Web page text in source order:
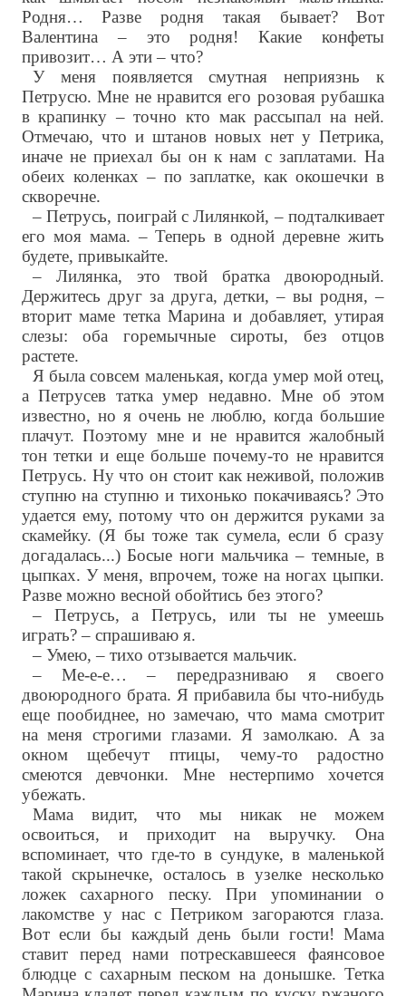
Родня… Разве родня такая бывает? Вот
Валентина – это родня! Какие конфеты
привозит… А эти – что?
У меня появляется смутная неприязнь к
Петрусю. Мне не нравится его розовая рубашка
в крапинку – точно кто мак рассыпал на ней.
Отмечаю, что и штанов новых нет у Петрика,
иначе не приехал бы он к нам с заплатами. На
обеих коленках – по заплатке, как окошечки в
скворечне.
– Петрусь, поиграй с Лилянкой, – подталкивает
его моя мама. – Теперь в одной деревне жить
будете, привыкайте.
– Лилянка, это твой братка двоюродный.
Держитесь друг за друга, детки, – вы родня, –
вторит маме тетка Марина и добавляет, утирая
слезы: оба горемычные сироты, без отцов
растете.
Я была совсем маленькая, когда умер мой отец,
а Петрусев татка умер недавно. Мне об этом
известно, но я очень не люблю, когда большие
плачут. Поэтому мне и не нравится жалобный
тон тетки и еще больше почему-то не нравится
Петрусь. Ну что он стоит как неживой, положив
ступню на ступню и тихонько покачиваясь? Это
удается ему, потому что он держится руками за
скамейку. (Я бы тоже так сумела, если б сразу
догадалась...) Босые ноги мальчика – темные, в
цыпках. У меня, впрочем, тоже на ногах цыпки.
Разве можно весной обойтись без этого?
– Петрусь, a Петрусь, или ты не умеешь
играть? – спрашиваю я.
– Умею, – тихо отзывается мальчик.
– Ме-е-е… – передразниваю я своего
двоюродного брата. Я прибавила бы что-нибудь
еще пообиднее, но замечаю, что мама смотрит
на меня строгими глазами. Я замолкаю. А за
окном щебечут птицы, чему-то радостно
смеются девчонки. Мне нестерпимо хочется
убежать.
Мама видит, что мы никак не можем
освоиться, и приходит на выручку. Она
вспоминает, что где-то в сундуке, в маленькой
такой скрынечке, осталось в узелке несколько
ложек сахарного песку. При упоминании о
лакомстве у нас с Петриком загораются глаза.
Вот если бы каждый день были гости! Мама
ставит перед нами потрескавшееся фаянсовое
блюдце с сахарным песком на донышке. Тетка